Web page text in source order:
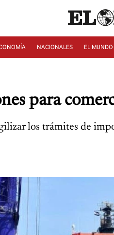
NACIONALES EL MUNDO
para
los trámites de